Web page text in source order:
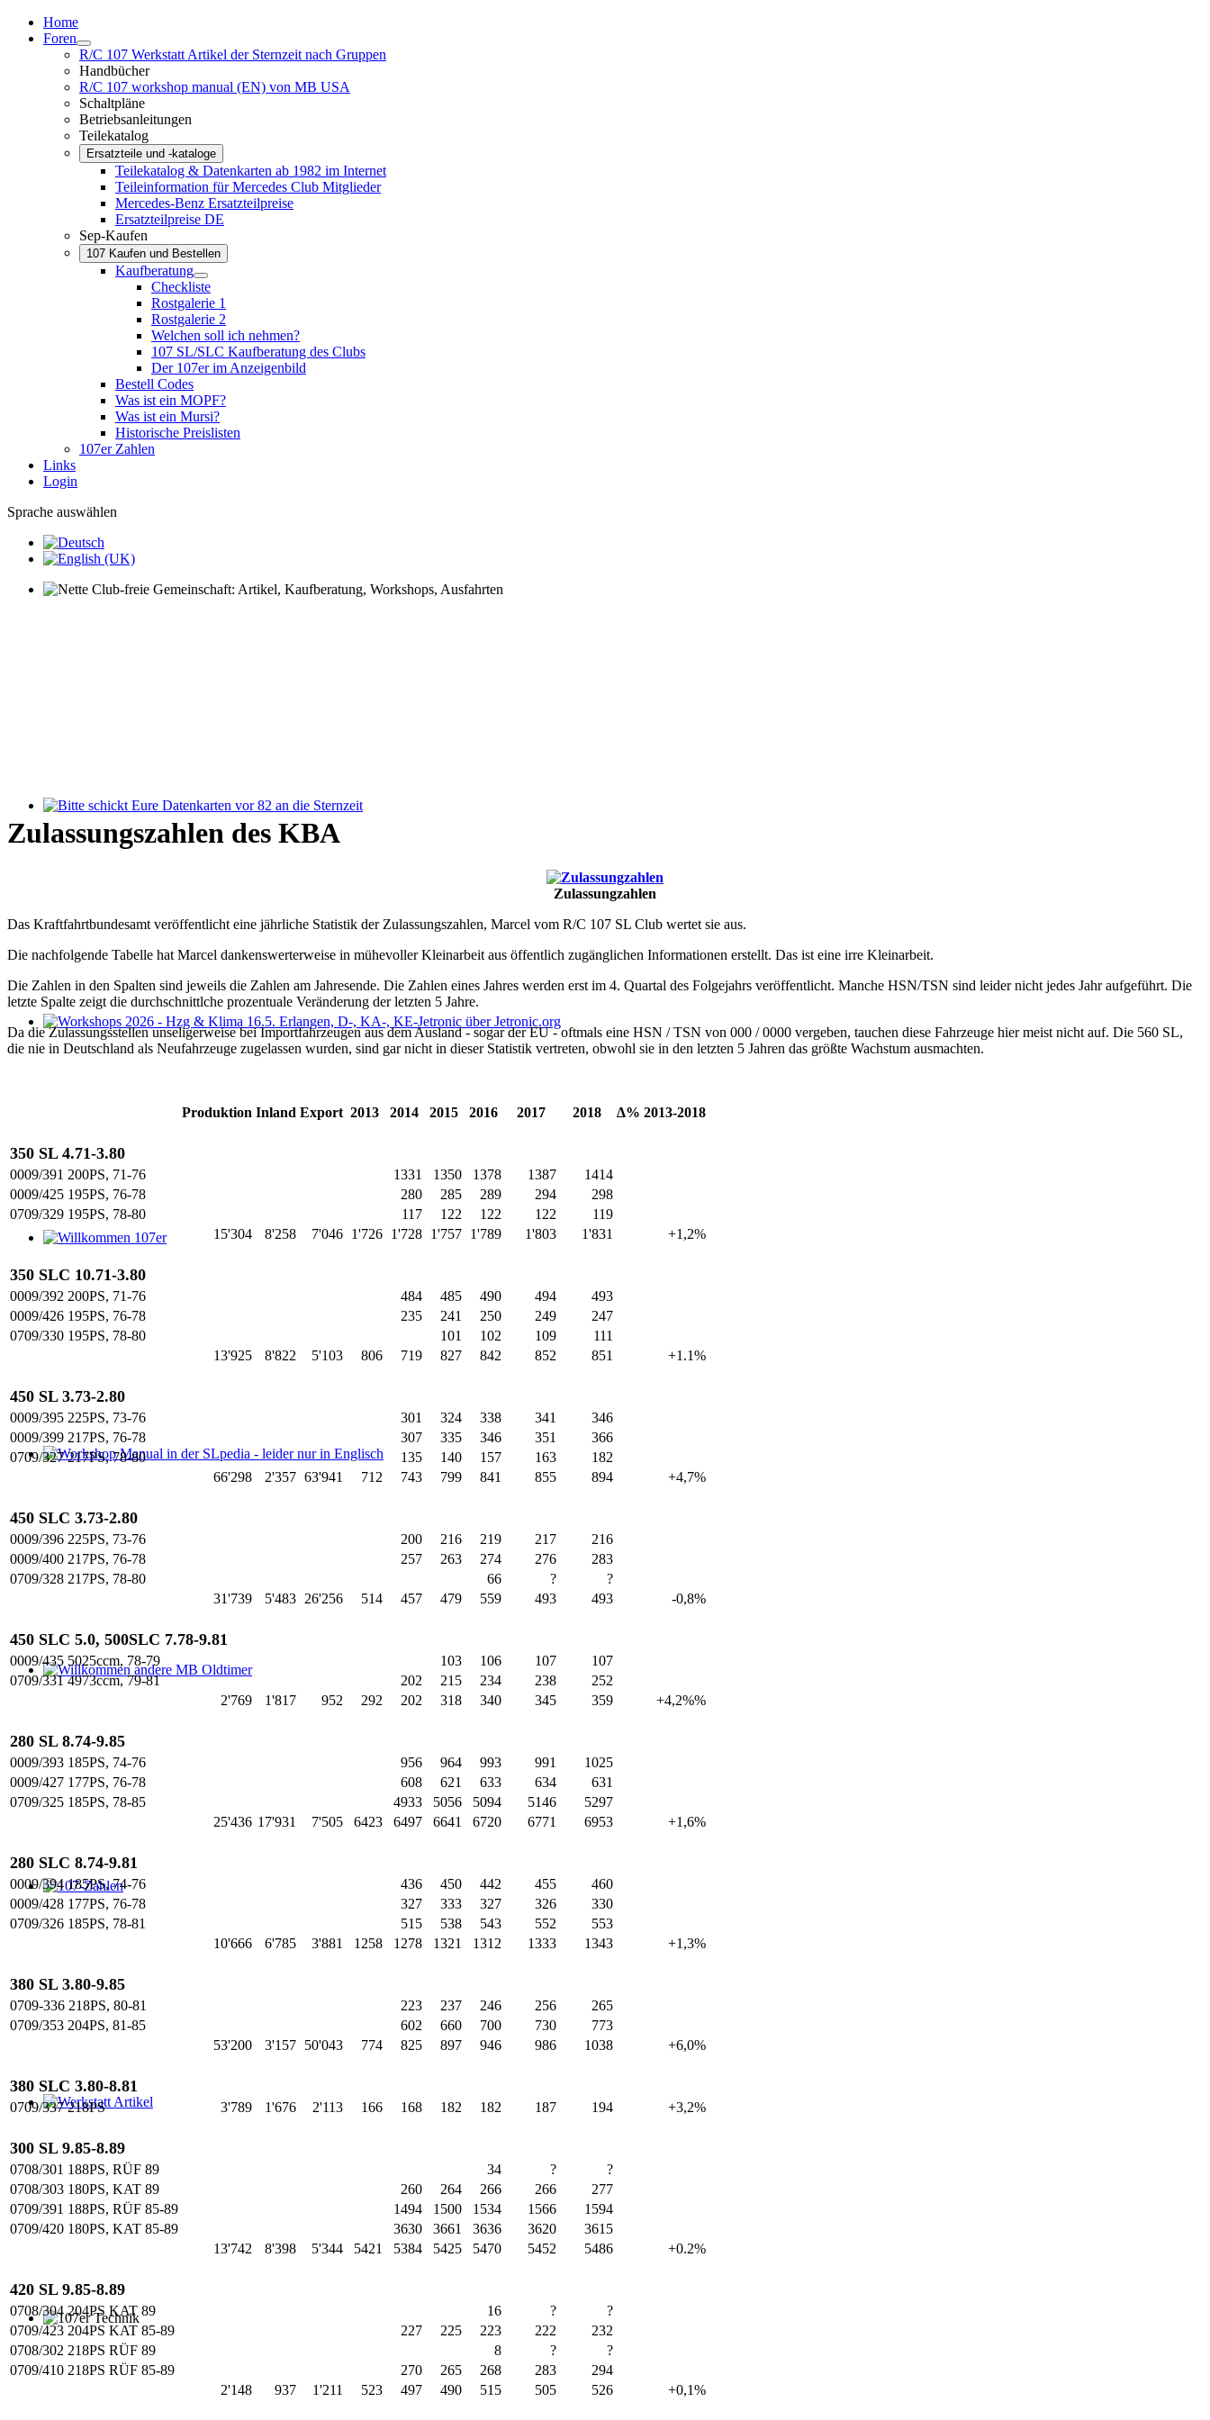
Home
Foren
R/C 107 Werkstatt Artikel der Sternzeit nach Gruppen
Handbücher
R/C 107 workshop manual (EN) von MB USA
Schaltpläne
Betriebsanleitungen
Teilekatalog
Ersatzteile und -kataloge
Teilekatalog & Datenkarten ab 1982 im Internet
Teileinformation für Mercedes Club Mitglieder
Mercedes-Benz Ersatzteilpreise
Ersatzteilpreise DE
Sep-Kaufen
107 Kaufen und Bestellen
Kaufberatung
Checkliste
Rostgalerie 1
Rostgalerie 2
Welchen soll ich nehmen?
107 SL/SLC Kaufberatung des Clubs
Der 107er im Anzeigenbild
Bestell Codes
Was ist ein MOPF?
Was ist ein Mursi?
Historische Preislisten
107er Zahlen
Links
Login
Sprache auswählen
Bitte schickt Eure Datenkarten vor 82 an die Sternzeit
Workshops 2026 - Hzg & Klima 16.5. Erlangen, D-, KA-, KE-Jetronic über Jetronic.org
Workshop Manual in der SLpedia - leider nur in Englisch
Willkommen andere MB Oldtimer
107-Zahlen
107er Technik
Zulassungszahlen des KBA
Zulassungzahlen
Das Kraftfahrtbundesamt veröffentlicht eine jährliche Statistik der Zulassungszahlen, Marcel vom R/C 107 SL Club wertet sie aus.
Die nachfolgende Tabelle hat Marcel dankenswerterweise in mühevoller Kleinarbeit aus öffentlich zugänglichen Informationen erstellt. Das ist eine irre Kleinarbeit.
Die Zahlen in den Spalten sind jeweils die Zahlen am Jahresende. Die Zahlen eines Jahres werden erst im 4. Quartal des Folgejahrs veröffentlicht. Manche HSN/TSN sind leider nicht jedes Jahr aufgeführt. Die
letzte Spalte zeigt die durchschnittlche prozentuale Veränderung der letzten 5 Jahre.
Da die Zulassungsstellen unseligerweise bei Importfahrzeugen aus dem Ausland - sogar der EU - oftmals eine HSN / TSN von 000 / 0000 vergeben, tauchen diese Fahrzeuge hier meist nicht auf. Die 560 SL,
die nie in Deutschland als Neufahrzeuge zugelassen wurden, sind gar nicht in dieser Statistik vertreten, obwohl sie in den letzten 5 Jahren das größte Wachstum ausmachten.
Produktion Inland Export 2013 2014 2015 2016 2017 2018 ∆% 2013-2018
350 SL 4.71-3.80
0009/391 200PS, 71-76 1331 1350 1378 1387
1414
0009/425 195PS, 76-78
280 285 289 294
298
0709/329 195PS, 78-80
117 122 122 122
119
15'304
8'258 7'046 1'726 1'728 1'757 1'789 1'803 1'831 +1,2%
350 SLC 10.71-3.80
0009/392 200PS, 71-76 484 485 490 494
493
0009/426 195PS, 76-78
235 241 250 249
247
0709/330 195PS, 78-80
101 102 109
111
13'925
8'822 5'103 806 719 827 842 852 851 +1.1%
450 SL 3.73-2.80
0009/395 225PS, 73-76 301 324 338 341
346
0009/399 217PS, 76-78
307 335 346 351
366
0709/327 217PS, 78-80
135 140 157 163
182
66'298
2'357 63'941 712 743 799 841 855 894 +4,7%
450 SLC 3.73-2.80
0009/396 225PS, 73-76 200 216 219 217
216
0009/400 217PS, 76-78
257 263 274 276
283
0709/328 217PS, 78-80
66 ?
?
31'739
5'483 26'256 514 457 479 559 493 493 -0,8%
450 SLC 5.0, 500SLC 7.78-9.81
0009/435 5025ccm, 78-79 103 106 107
107
0709/331 4973ccm, 79-81
202 215 234 238
252
2'769
1'817 952 292 202 318 340 345 359 +4,2%%
280 SL 8.74-9.85
0009/393 185PS, 74-76 956 964 993 991
1025
0009/427 177PS, 76-78
608 621 633 634
631
0709/325 185PS, 78-85
4933 5056 5094 5146
5297
25'436 17'931 7'505 6423 6497 6641 6720 6771 6953 +1,6%
280 SLC 8.74-9.81
0009/394 185PS, 74-76 436 450 442 455
460
0009/428 177PS, 76-78
327 333 327 326
330
0709/326 185PS, 78-81
515 538 543 552
553
10'666
6'785 3'881 1258 1278 1321 1312 1333 1343 +1,3%
380 SL 3.80-9.85
0709-336 218PS, 80-81 223 237 246 256
265
0709/353 204PS, 81-85
602 660 700 730
773
53'200
3'157 50'043 774 825 897 946 986 1038 +6,0%
380 SLC 3.80-8.81
0709/337 218PS 3'789 1'676 2'113 166 168 182 182 187 194 +3,2%
300 SL 9.85-8.89
0708/301 188PS, RÜF 89 34 ?
?
0708/303 180PS, KAT 89
260 264 266 266
277
0709/391 188PS, RÜF 85-89
1494 1500 1534 1566
1594
0709/420 180PS, KAT 85-89
3630 3661 3636 3620
3615
13'742
8'398 5'344 5421 5384 5425 5470 5452 5486 +0.2%
420 SL 9.85-8.89
0708/304 204PS KAT 89 16 ?
?
0709/423 204PS KAT 85-89
227 225 223 222
232
0708/302 218PS RÜF 89
8 ?
?
0709/410 218PS RÜF 85-89
270 265 268 283
294
2'148
937 1'211 523 497 490 515 505 526 +0,1%